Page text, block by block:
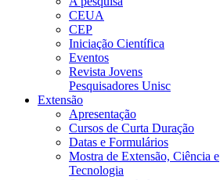
CEUA
CEP
Iniciação Científica
Eventos
Revista Jovens
Pesquisadores Unisc
Extensão
Apresentação
Cursos de Curta Duração
Datas e Formulários
Mostra de Extensão, Ciência e
Tecnologia